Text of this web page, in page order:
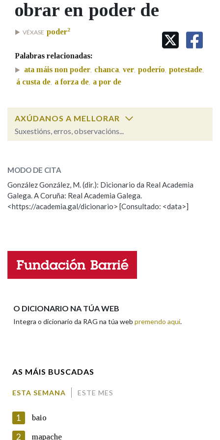
IDENTIDADE CORPORATIVA
MARCIAL DEL ADALID
CASA-MUSEO EMILIA PARDO
FIGURAS HOMENAXEADAS
PORTAL DAS PALABRAS
Facebook
TwitterYoutubeInstagram
Bluesky
BUSCAR NOS LEMAS
Comeza por
Remata por
Contén
Nas definicións
Nos exemplos
Marcas gramaticais
LIMPAR
obrar en poder de
VÉXASE poder2
Palabras relacionadas:
ata máis non poder, chanca, ver, poderío, potestade,
á custa de, a forza de, a por de
AXÚDANOS A MELLORAR
Suxestións, erros, observacións...
ESCOLLE UNHA OPCIÓN:
Observación Hai un erro na palabra
Propoño mellorar a definición
Nome
MODO DE CITA
González González, M. (dir.): Dicionario da Real Academia
Galega. A Coruña: Real Academia Galega.
<https://academia.gal/dicionario> [Consultado: <data>]
O DICIONARIO NA TÚA WEB
Integra o dicionario da RAG na túa web premendo aquí.
AS MÁIS BUSCADAS
ESTA SEMANA ESTE MES
1 baio
2 mapache